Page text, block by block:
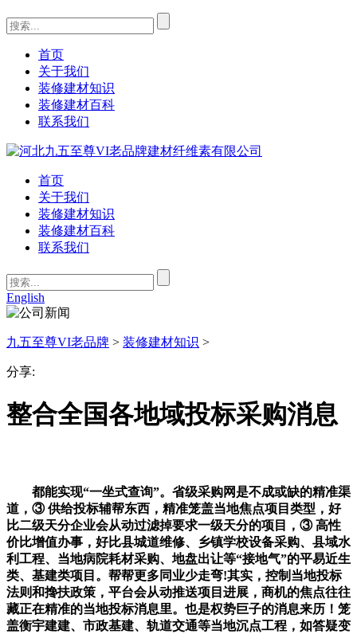
首页
关于我们
装修建材知识
装修建材百科
联系我们
首页
关于我们
装修建材知识
装修建材百科
联系我们
English
九五至尊VI老品牌 > 装修建材知识 >
分享:
整合全国各地域投标采购消息
都能实现“一坐式查询”。省级采购网是不成或缺的精准渠
道，③ 供给投标辅帮东西，精准笼盖当地焦点项目类型，好
比二级天分企业会从动过滤掉要求一级天分的项目，③ 高性
价比增值办事，好比县城道维修、乡镇学校设备采购、县域水
利工程、当地病院耗材采购、地盘出让等“接地气”的平易近生
类、基建类项目。帮帮更多同业少走弯!其实，控制当地投标
法则和搀扶政策，平台会从动推送项目进展，商机的焦点往往
藏正在精准的当地投标消息里。也是权势巨子的消息来历！笼
盖衡宇建建、市政基建、轨道交通等当地沉点工程，如答疑变